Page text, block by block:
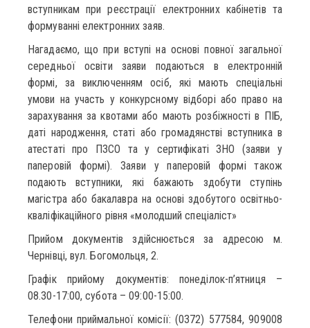
вступникам при реєстрації електронних кабінетів та
формуванні електронних заяв.
Нагадаємо, що при вступі на основі повної загальної
середньої освіти заяви подаються в електронній
формі, за виключенням осіб, які мають спеціальні
умови на участь у конкурсному відборі або право на
зарахування за квотами або мають розбіжності в ПІБ,
даті народження, статі або громадянстві вступника в
атестаті про ПЗСО та у сертифікаті ЗНО (заяви у
паперовій формі). Заяви у паперовій формі також
подають вступники, які бажають здобути ступінь
магістра або бакалавра на основі здобутого освітньо-
кваліфікаційного рівня «молодший спеціаліст»
Прийом документів здійснюється за адресою м.
Чернівці, вул. Богомольця, 2.
Графік прийому документів: понеділок-п’ятниця –
08.30-17:00, субота – 09:00-15:00.
Телефони приймальної комісії: (0372) 577584, 909008